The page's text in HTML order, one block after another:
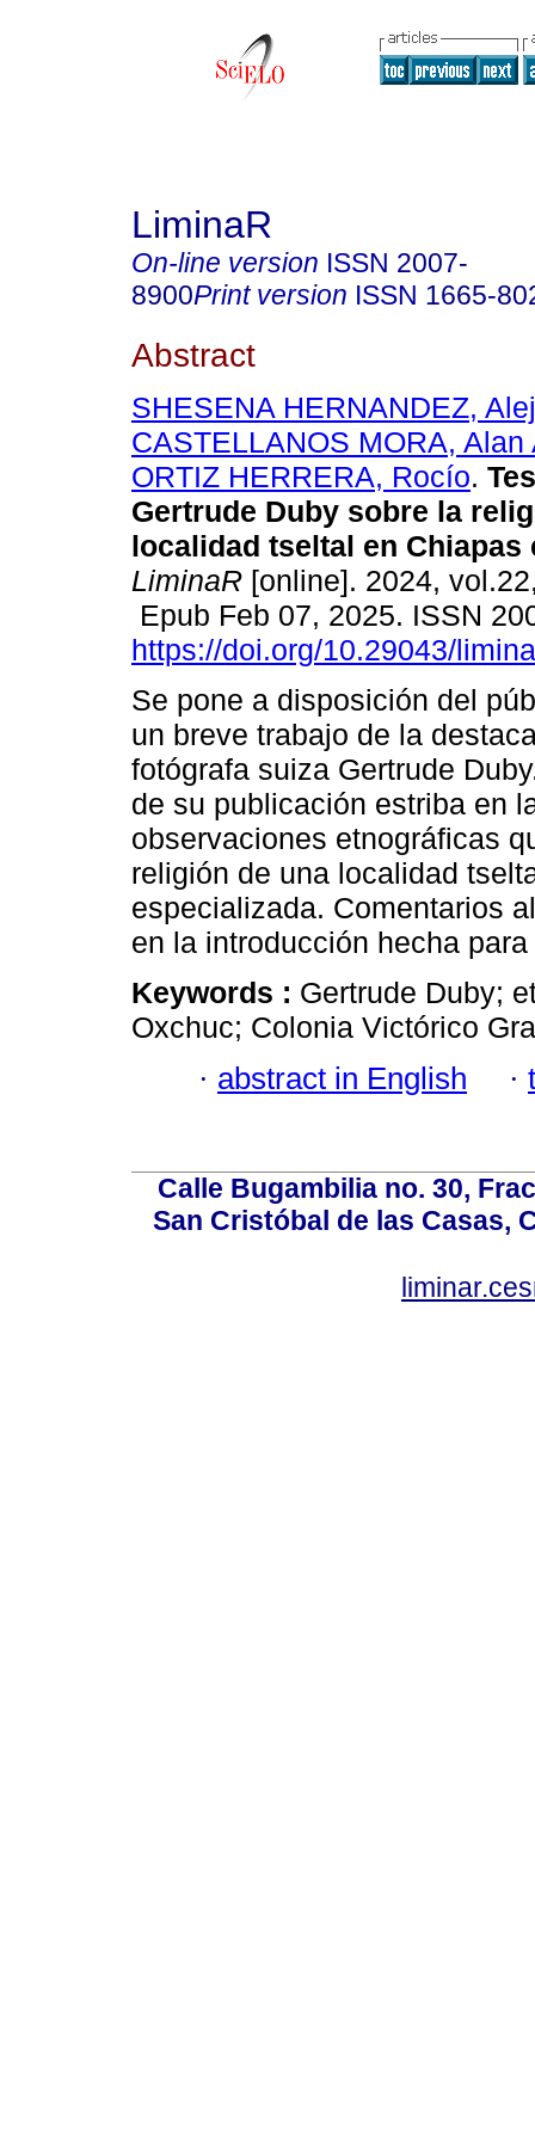
LiminaR
On-line version ISSN 2007-
8900Print version ISSN 1665-
Abstract
SHESENA HERNANDEZ,
CASTELLANOS MORA, Alan
ORTIZ HERRERA, Rocío.
Gertrude Duby sobre la
localidad tseltal en Chiapas
LiminaR [online]. 2024,
Epub Feb 07, 2025. ISSN
https://doi.org/10.29043/
Se pone a disposición del
un breve trabajo de la
fotógrafa suiza Gertrude
de su publicación estriba en
observaciones etnográficas
religión de una localidad
especializada. Comentarios
en la introducción hecha
Keywords : Gertrude Duby;
Oxchuc; Colonia Victórico
· abstract in English ·
Calle Bugambilia no. 30,
San Cristóbal de las Casas,